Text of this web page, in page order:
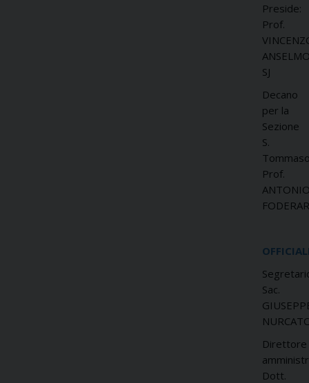
Preside:
Prof.
SJ
Decano
per la
Sezione
S.
Prof.
Sac.
Direttore
Dott.